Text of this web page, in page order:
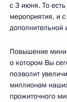
с 3 июня. То
мероприятия, и
дополнительной
Повышение
о котором Вы
позволит
миллионам
прожиточного